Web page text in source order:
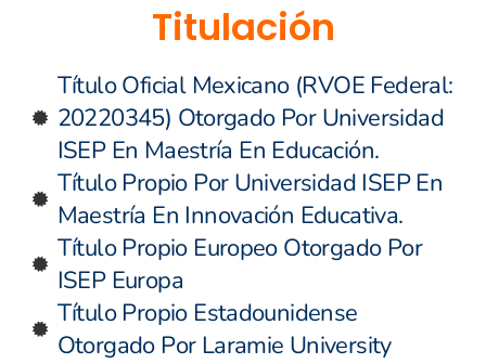
Titulación
Título Oficial Mexicano (RVOE Federal:
20220345) Otorgado Por Universidad
ISEP En Maestría En Educación.
Título Propio Por Universidad ISEP En
Maestría En Innovación Educativa.
Título Propio Europeo Otorgado Por
ISEP Europa
Título Propio Estadounidense
Otorgado Por Laramie University